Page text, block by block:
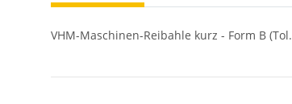
VHM-Maschinen-Reibahle kurz - Form B